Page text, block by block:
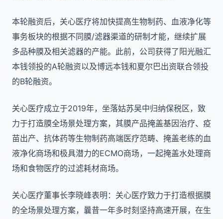
本轮融资后，关心医疗将加快提高生物制药、血液净化等
事务板块的根据不同膜/滤器渠道的研制才能，继续扩展
多品种膜及相关滤器的产能。此前，公司获得了阳光融汇
本钱领投的A轮融资以及博远本钱和夏尔巴出资联合领投
的B轮融资。
关心医疗成立于2019年，坐落姑苏吴中归纳保税区，致
力于打造膜全场景处理方案，其膜产品掩盖基因治疗、疫
苗出产、抗体药等生物制药高端医疗范畴、掩盖老练的血
液净化商场和极具潜力的ECMO商场，一起掩盖水处理商
场和食物医疗的过滤耗材商场。
关心医疗董事长李晓峰表明：关心医疗致力于打造根据膜
的全场景处理方案，曩昔一年多时刻坚持高速开展，在生